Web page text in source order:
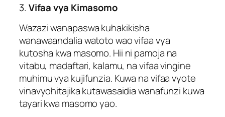
3.Vifaa vya Kimasomo
Wazazi wanapaswa kuhakikisha
wanawaandalia watoto wao vifaa vya
kutosha kwa masomo. Hii ni pamoja na
vitabu, madaftari, kalamu, na vifaa vingine
muhimu vya kujifunzia. Kuwa na vifaa vyote
vinavyohitajika kutawasaidia wanafunzi kuwa
tayari kwa masomo yao.